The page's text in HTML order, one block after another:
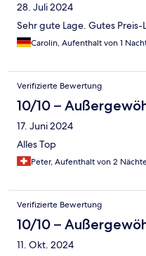
28. Juli 2024
Sehr gute Lage. Gutes
Carolin, Aufenthalt von 1
Verifizierte Bewertung
10/10 –
17. Juni 2024
Alles Top
Peter, Aufenthalt von 2
Verifizierte Bewertung
10/10 –
11. Okt. 2024